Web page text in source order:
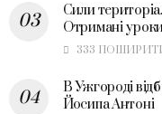
Сили
Отримані
333
В Ужгороді
Йосипа Антоні